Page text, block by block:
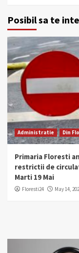
Posibil sa te
Administratie Din
Primaria Floresti
restrictii de
Marti 19 Mai
Floresti24 May 14,